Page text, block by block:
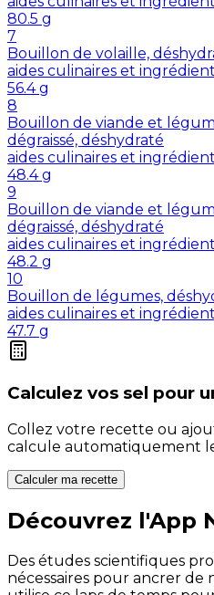
80.5 g
7
Bouillon de volaille,
aides culinaires et
56.4 g
8
Bouillon de viande et
dégraissé, déshydraté
aides culinaires et
48.4 g
9
Bouillon de viande et
dégraissé, déshydraté
aides culinaires et
48.2 g
10
Bouillon de légumes,
aides culinaires et
47.7 g
Calculez vos sel pour
Collez votre recette ou
calcule automatiquement
Calculer ma recette
Découvrez l'App
Des études scientifiques
nécessaires pour ancrer de